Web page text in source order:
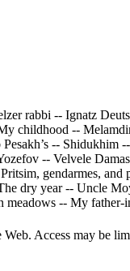
rabbi -- Ignatz
childhood --
--
-- Velvele
gendarmes,
dry year -- Uncle
-- My
Access may be